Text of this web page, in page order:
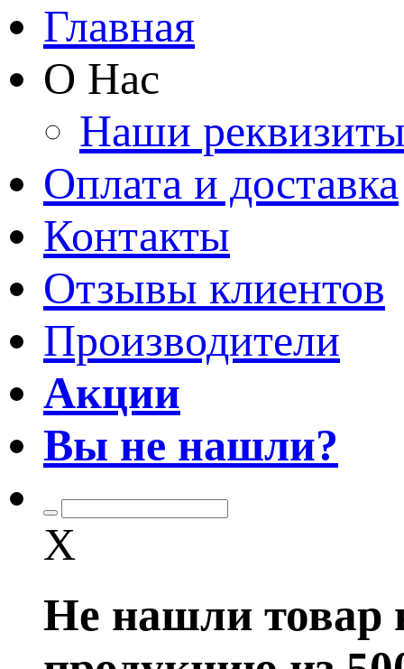
Главная
О Нас
Наши
Оплата и доставка
Контакты
Отзывы клиентов
Производители
Акции
Вы не нашли?
X
Не нашли товар